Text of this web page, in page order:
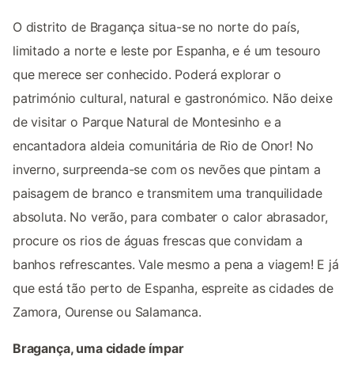
O distrito de Bragança situa-se no norte do país,
limitado a norte e leste por Espanha, e é um tesouro
que merece ser conhecido. Poderá explorar o
património cultural, natural e gastronómico. Não deixe
de visitar o Parque Natural de Montesinho e a
encantadora aldeia comunitária de Rio de Onor! No
inverno, surpreenda-se com os nevões que pintam a
paisagem de branco e transmitem uma tranquilidade
absoluta. No verão, para combater o calor abrasador,
procure os rios de águas frescas que convidam a
banhos refrescantes. Vale mesmo a pena a viagem! E já
que está tão perto de Espanha, espreite as cidades de
Zamora, Ourense ou Salamanca.
Bragança, uma cidade ímpar